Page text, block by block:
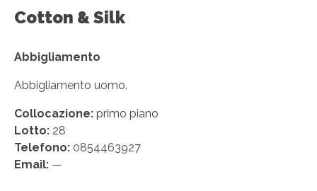
NEGOZI
IL TUO BUSINESS AL CENTRO
CONTATTI
Cotton & Silk
Abbigliamento
Abbigliamento uomo.
Collocazione: primo piano
Lotto: 28
Telefono: 0854463927
Email: —